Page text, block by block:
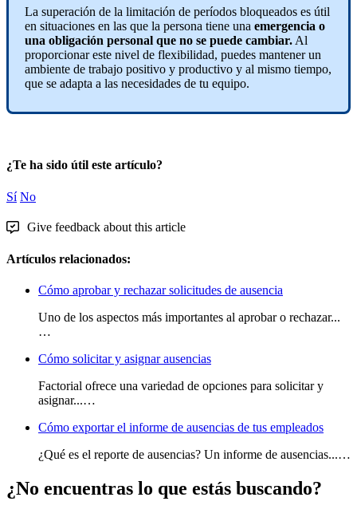
La superación de la limitación de períodos bloqueados es útil
en situaciones en las que la persona tiene una emergencia o
una obligación personal que no se puede cambiar. Al
proporcionar este nivel de flexibilidad, puedes mantener un
ambiente de trabajo positivo y productivo y al mismo tiempo,
que se adapta a las necesidades de tu equipo.
¿Te ha sido útil este artículo?
Sí No
Give feedback about this article
Artículos relacionados:
Cómo aprobar y rechazar solicitudes de ausencia
Uno de los aspectos más importantes al aprobar o rechazar...
…
Cómo solicitar y asignar ausencias
Factorial ofrece una variedad de opciones para solicitar y
asignar...…
Cómo exportar el informe de ausencias de tus empleados
¿Qué es el reporte de ausencias? Un informe de ausencias...…
¿No encuentras lo que estás buscando?